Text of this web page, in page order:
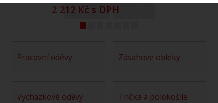
2 212 Kč s DPH
pracovní oděvy zásahové obleky
vycházkové oděvy trička a polokošile